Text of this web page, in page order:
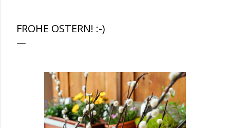
FROHE OSTERN! :-)